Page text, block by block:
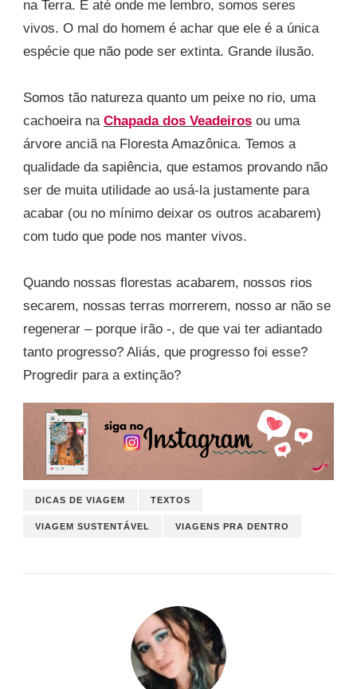
na Terra. E até onde me lembro, somos seres
vivos. O mal do homem é achar que ele é a única
espécie que não pode ser extinta. Grande ilusão.
Somos tão natureza quanto um peixe no rio, uma
cachoeira na Chapada dos Veadeiros ou uma
árvore anciã na Floresta Amazônica. Temos a
qualidade da sapiência, que estamos provando não
ser de muita utilidade ao usá-la justamente para
acabar (ou no mínimo deixar os outros acabarem)
com tudo que pode nos manter vivos.
Quando nossas florestas acabarem, nossos rios
secarem, nossas terras morrerem, nosso ar não se
regenerar – porque irão -, de que vai ter adiantado
tanto progresso? Aliás, que progresso foi esse?
Progredir para a extinção?
DICAS DE VIAGEM TEXTOS
VIAGEM SUSTENTÁVEL VIAGENS PRA DENTRO